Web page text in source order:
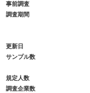
事前調査
調査期間
更新日
サンプル数
規定人数
調査企業数